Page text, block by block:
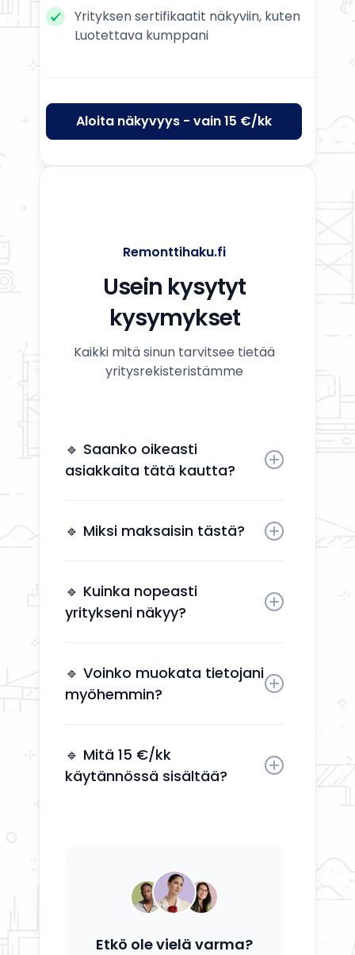
Yrityksen sertifikaatit näkyviin, kuten
Luotettava kumppani
Aloita näkyvyys - vain 15 €/kk
Remonttihaku.fi
Usein kysytyt
kysymykset
Kaikki mitä sinun tarvitsee tietää
yritysrekisteristämme
🔹 Saanko oikeasti
asiakkaita tätä kautta?
jotka etsivät aktiivisesti
🔹 Miksi maksaisin tästä?
yhteydenottoja ilman, että sinun
tarvitsee käyttää aikaa
markkinointiin.
🔹 Kuinka nopeasti
yritykseni näkyy?
kuluessa aktivoinnin jälkeen.
🔹 Voinko muokata tietojani
myöhemmin?
ja kuvauksesi milloin tahansa.
🔹 Mitä 15 €/kk
käytännössä sisältää?
Etkö ole vielä varma?